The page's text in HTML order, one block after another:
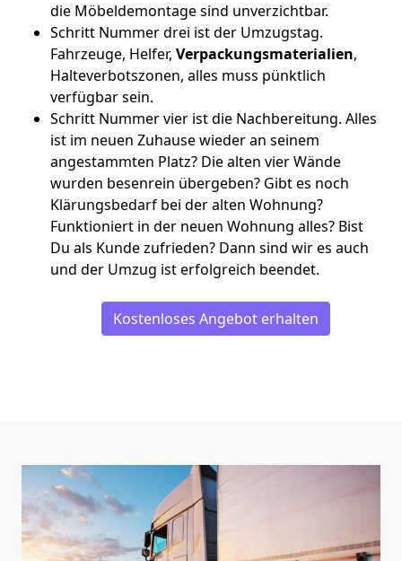
die Möbeldemontage sind unverzichtbar.
Schritt Nummer drei ist der Umzugstag.
Fahrzeuge, Helfer, Verpackungsmaterialien,
Halteverbotszonen, alles muss pünktlich
verfügbar sein.
Schritt Nummer vier ist die Nachbereitung. Alles
ist im neuen Zuhause wieder an seinem
angestammten Platz? Die alten vier Wände
wurden besenrein übergeben? Gibt es noch
Klärungsbedarf bei der alten Wohnung?
Funktioniert in der neuen Wohnung alles? Bist
Du als Kunde zufrieden? Dann sind wir es auch
und der Umzug ist erfolgreich beendet.
Kostenloses Angebot erhalten